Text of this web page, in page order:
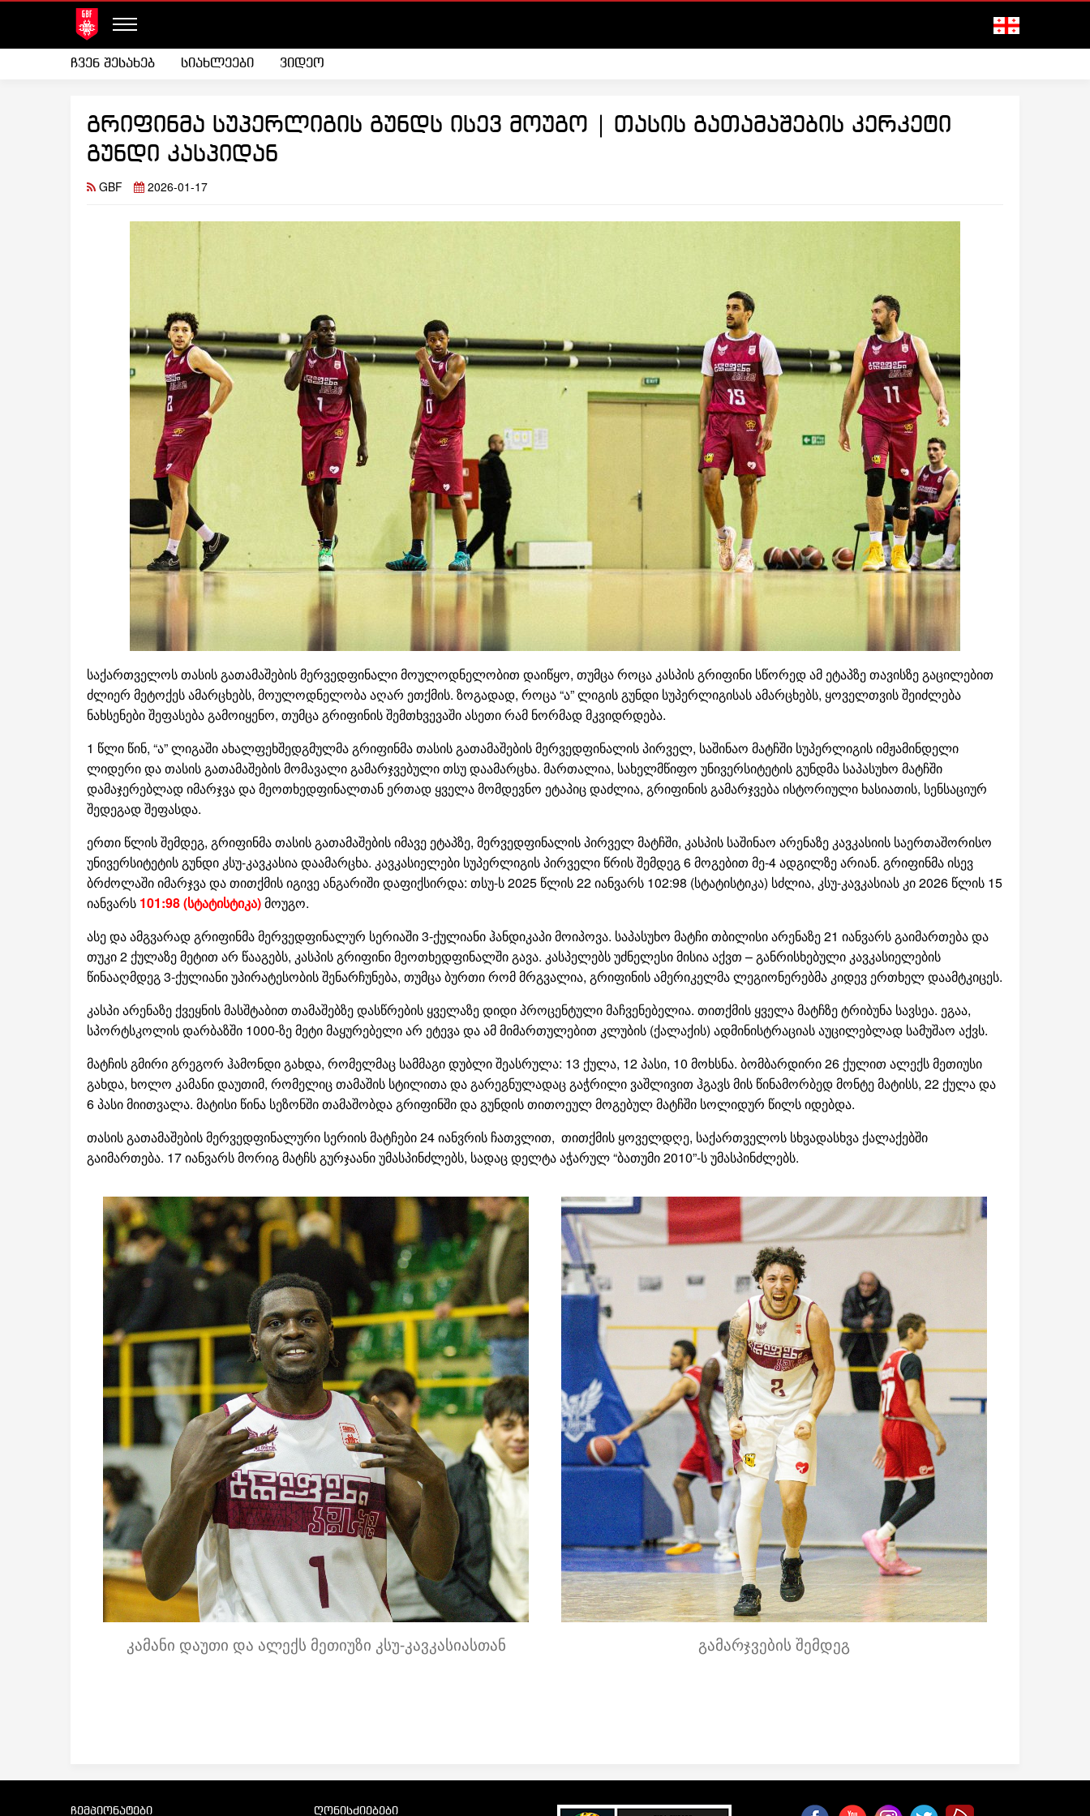
ჩვენ შესახებ სიახლეები ვიდეო
გრიფინმა სუპერლიგის გუნდს ისევ მოუგო | თასის გათამაშების კერკეტი
გუნდი კასპიდან
GBF 2026-01-17
საქართველოს თასის გათამაშების მერვედფინალი მოულოდნელობით დაიწყო, თუმცა როცა კასპის გრიფინი სწორედ ამ ეტაპზე თავისზე გაცილებით
ძლიერ მეტოქეს ამარცხებს, მოულოდნელობა აღარ ეთქმის. ზოგადად, როცა “ა” ლიგის გუნდი სუპერლიგისას ამარცხებს, ყოველთვის შეიძლება
ნახსენები შეფასება გამოიყენო, თუმცა გრიფინის შემთხვევაში ასეთი რამ ნორმად მკვიდრდება.
1 წლი წინ, “ა” ლიგაში ახალფეხშედგმულმა გრიფინმა თასის გათამაშების მერვედფინალის პირველ, საშინაო მატჩში სუპერლიგის იმჟამინდელი
ლიდერი და თასის გათამაშების მომავალი გამარჯვებული თსუ დაამარცხა. მართალია, სახელმწიფო უნივერსიტეტის გუნდმა საპასუხო მატჩში
დამაჯერებლად იმარჯვა და მეოთხედფინალთან ერთად ყველა მომდევნო ეტაპიც დაძლია, გრიფინის გამარჯვება ისტორიული ხასიათის, სენსაციურ
შედეგად შეფასდა.
ერთი წლის შემდეგ, გრიფინმა თასის გათამაშების იმავე ეტაპზე, მერვედფინალის პირველ მატჩში, კასპის საშინაო არენაზე კავკასიის საერთაშორისო
უნივერსიტეტის გუნდი კსუ-კავკასია დაამარცხა. კავკასიელები სუპერლიგის პირველი წრის შემდეგ 6 მოგებით მე-4 ადგილზე არიან. გრიფინმა ისევ
ბრძოლაში იმარჯვა და თითქმის იგივე ანგარიში დაფიქსირდა: თსუ-ს 2025 წლის 22 იანვარს 102:98 (სტატისტიკა) სძლია, კსუ-კავკასიას კი 2026 წლის 15
იანვარს 101:98 (სტატისტიკა)მოუგო.
ასე და ამგვარად გრიფინმა მერვედფინალურ სერიაში 3-ქულიანი ჰანდიკაპი მოიპოვა. საპასუხო მატჩი თბილისი არენაზე 21 იანვარს გაიმართება და
თუკი 2 ქულაზე მეტით არ წააგებს, კასპის გრიფინი მეოთხედფინალში გავა. კასპელებს უძნელესი მისია აქვთ – განრისხებული კავკასიელების
წინააღმდეგ 3-ქულიანი უპირატესობის შენარჩუნება, თუმცა ბურთი რომ მრგვალია, გრიფინის ამერიკელმა ლეგიონერებმა კიდევ ერთხელ დაამტკიცეს.
კასპი არენაზე ქვეყნის მასშტაბით თამაშებზე დასწრების ყველაზე დიდი პროცენტული მაჩვენებელია. თითქმის ყველა მატჩზე ტრიბუნა სავსეა. ეგაა,
სპორტსკოლის დარბაზში 1000-ზე მეტი მაყურებელი არ ეტევა და ამ მიმართულებით კლუბის (ქალაქის) ადმინისტრაციას აუცილებლად სამუშაო აქვს.
მატჩის გმირი გრეგორ ჰამონდი გახდა, რომელმაც სამმაგი დუბლი შეასრულა: 13 ქულა, 12 პასი, 10 მოხსნა. ბომბარდირი 26 ქულით ალექს მეთიუსი
გახდა, ხოლო კამანი დაუთიმ, რომელიც თამაშის სტილითა და გარეგნულადაც გაჭრილი ვაშლივით ჰგავს მის წინამორბედ მონტე მატისს, 22 ქულა და
6 პასი მიითვალა. მატისი წინა სეზონში თამაშობდა გრიფინში და გუნდის თითოეულ მოგებულ მატჩში სოლიდურ წილს იდებდა.
თასის გათამაშების მერვედფინალური სერიის მატჩები 24 იანვრის ჩათვლით, თითქმის ყოველდღე, საქართველოს სხვადასხვა ქალაქებში
გაიმართება. 17 იანვარს მორიგ მატჩს გურჯაანი უმასპინძლებს, სადაც დელტა აჭარულ “ბათუმი 2010”-ს უმასპინძლებს.
კამანი დაუთი და ალექს მეთიუზი კსუ-კავკასიასთან გამარჯვების შემდეგ
ჩემპიონატები ღონისძიებები